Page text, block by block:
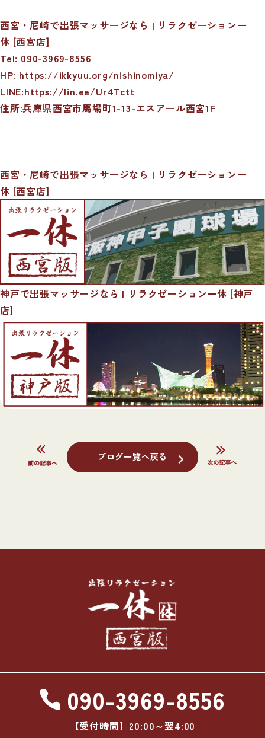
西宮・尼崎で出張マッサージなら | リラクゼーション一
休 [西宮店]
Tel: 090-3969-8556
HP: https://ikkyuu.org/nishinomiya/
LINE:https://lin.ee/Ur4Tctt
住所:兵庫県西宮市馬場町1-13-エスアール西宮1F
西宮・尼崎で出張マッサージなら | リラクゼーション一
休 [西宮店]
神戸で出張マッサージなら | リラクゼーション一休 [神戸
店]
ブログ一覧へ戻る
090-3969-8556
【受付時間】20:00～翌4:00